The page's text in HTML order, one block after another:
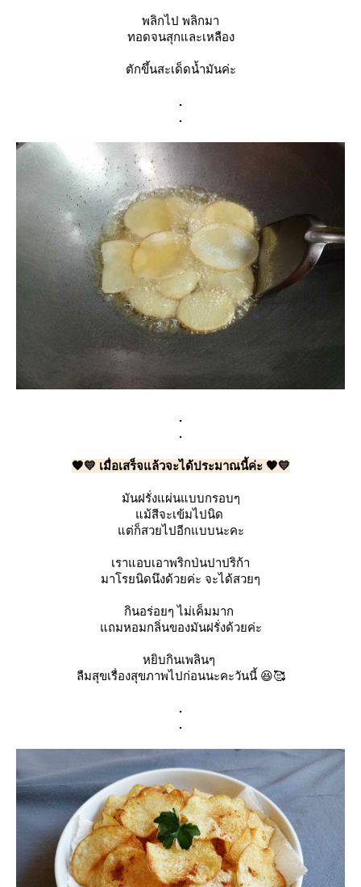
พลิกไป พลิกมา
ทอดจนสุกและเหลือง
ตักขึ้นสะเด็ดน้ำมันค่ะ
.
.
.
.
🧡💛 เมื่อเสร็จแล้วจะได้ประมาณนี้ค่ะ 🧡💛
มันฝรั่งแผ่นแบบกรอบๆ
แม้สีจะเข้มไปนิด
แต่ก็สวยไปอีกแบบนะคะ
เราแอบเอาพริกป่นปาปริก้า
มาโรยนิดนึงด้วยค่ะ จะได้สวยๆ
กินอร่อยๆ ไม่เค็มมาก
แถมหอมกลิ่นของมันฝรั่งด้วยค่ะ
หยิบกินเพลินๆ
ลืมสุขเรื่องสุขภาพไปก่อนนะคะวันนี้ 😆🥰
.
.